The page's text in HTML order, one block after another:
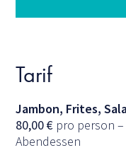
Tarif
Jambon, Frites,
80,00€ pro person
Abendessen